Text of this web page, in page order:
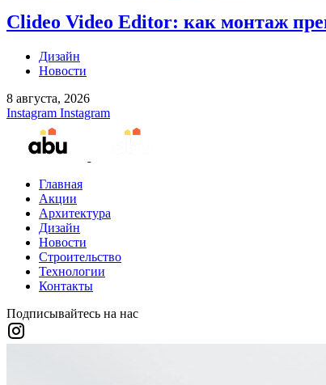
Clideo Video Editor: как монтаж
Дизайн
Новости
8 августа, 2026
Instagram Instagram
Главная
Акции
Архитектура
Дизайн
Новости
Строительство
Технологии
Контакты
Подписывайтесь на нас